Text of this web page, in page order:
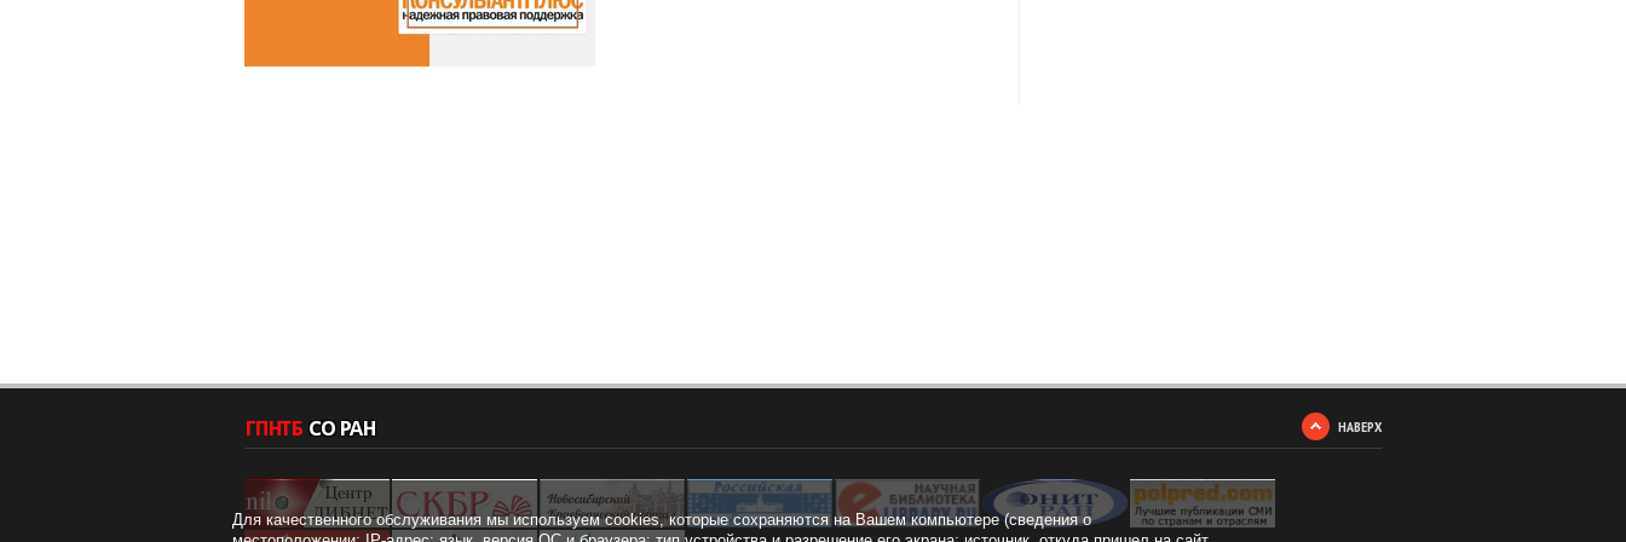
НАВЕРХ
Для качественного обслуживания мы используем cookies, которые сохраняются на Вашем компьютере (сведения о